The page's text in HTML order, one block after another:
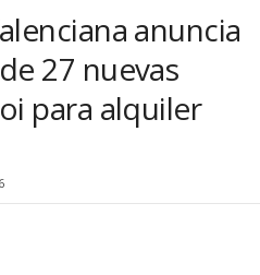
anuncia
27 nuevas
para alquiler